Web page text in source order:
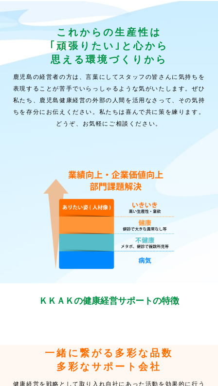
これからの生産性は
｢頑張りたい｣と心から
思える環境づくりから
鹿児島の経営者の方は、言葉にしてスタッフの皆さんに気持ちを
表現することが苦手でいらっしゃるような気がいたします。ぜひ
私たち、鹿児島健康経営の外部の人間を活用なさって、その気持
ちを存分にお伝えください。私たちは喜んで共に策を練ります。
どうぞ、お気軽にご相談ください。
ＫＫＡＫの健康経営サポートの特徴
一緒に繋がる多彩な品数
多彩なサポート会社
健康経営を戦略として取り入れ自社にあった活動を効果的に行う